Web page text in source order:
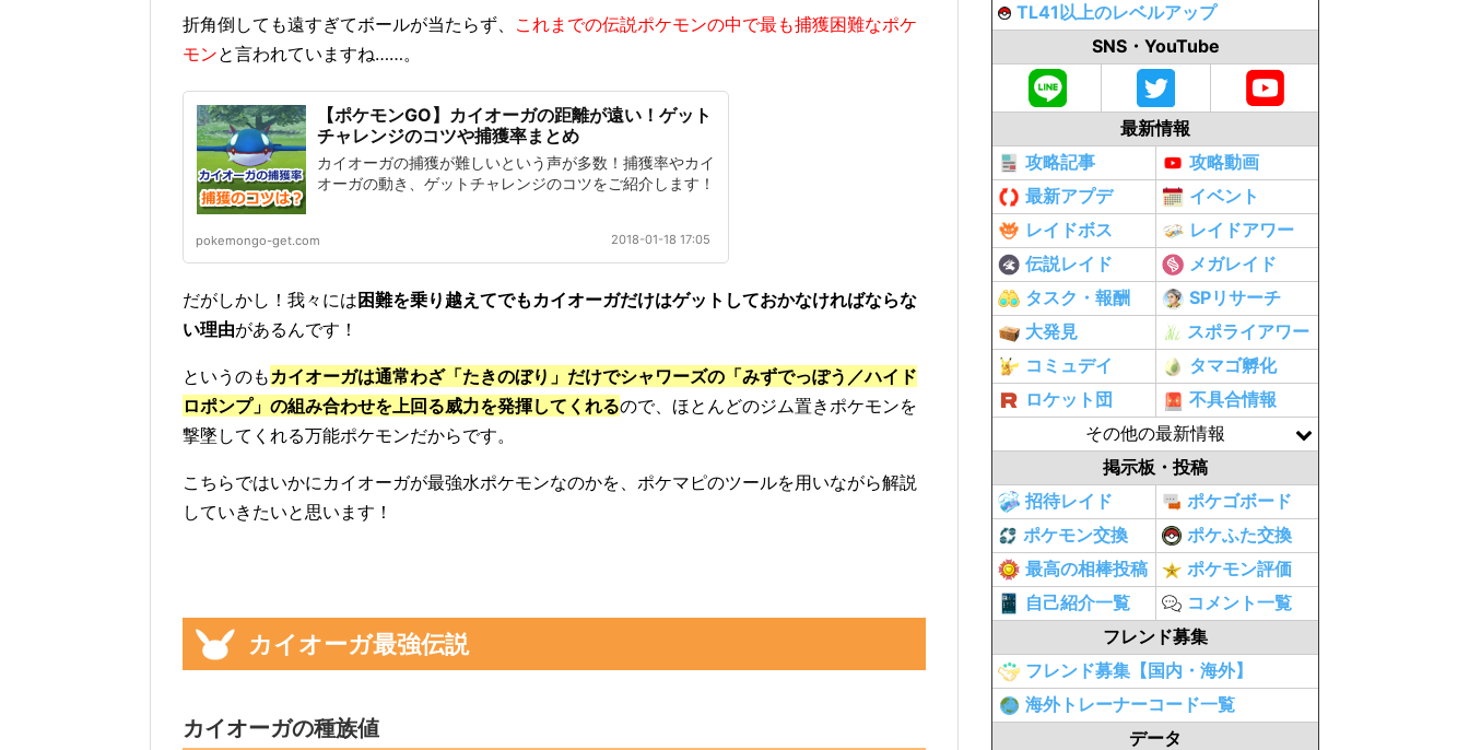
折角倒しても遠すぎてボールが当たらず、 これまでの伝説ポケモンの中で最も捕獲困難なポケ
モンと言われていますね……。
【ポケモンGO】カイオーガの距離が遠い！ゲット
チャレンジのコツや捕獲率まとめ
カイオーガの捕獲が難しいという声が多数！捕獲率やカイ
オーガの動き、ゲットチャレンジのコツをご紹介します！
pokemongo-get.com 2018-01-18 17:05
だがしかし！我々には 困難を乗り越えてでもカイオーガだけはゲットしておかなければならな
い理由があるんです！
というのもカイオーガは通常わざ「たきのぼり」だけでシャワーズの「みずでっぽう／ハイド
ロポンプ」の組み合わせを上回る威力を発揮してくれるので、ほとんどのジム置きポケモンを
撃墜してくれる万能ポケモンだからです。
こちらではいかにカイオーガが最強水ポケモンなのかを、ポケマピのツールを用いながら解説
していきたいと思います！
カイオーガ最強伝説
カイオーガの種族値
TL41以上のレベルアップ
SNS・YouTube
最新情報
攻略記事
攻略動画
最新アプデ
イベント
レイドボス
レイドアワー
伝説レイド
メガレイド
タスク・報酬
SPリサーチ
大発見
スポライアワー
コミュデイ
タマゴ孵化
ロケット団
不具合情報
その他の最新情報
掲示板・投稿
招待レイド
ポケゴボード
ポケモン交換
ポケふた交換
最高の相棒投稿
ポケモン評価
自己紹介一覧
コメント一覧
フレンド募集
フレンド募集【国内・海外】
海外トレーナーコード一覧
データ